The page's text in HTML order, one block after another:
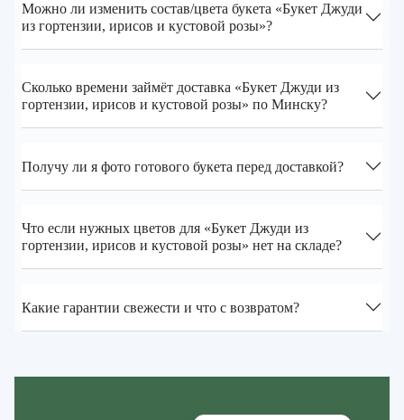
Можно ли изменить состав/цвета букета «Букет Джуди
из гортензии, ирисов и кустовой розы»?
Сколько времени займёт доставка «Букет Джуди из
гортензии, ирисов и кустовой розы» по Минску?
Получу ли я фото готового букета перед доставкой?
Что если нужных цветов для «Букет Джуди из
гортензии, ирисов и кустовой розы» нет на складе?
Какие гарантии свежести и что с возвратом?